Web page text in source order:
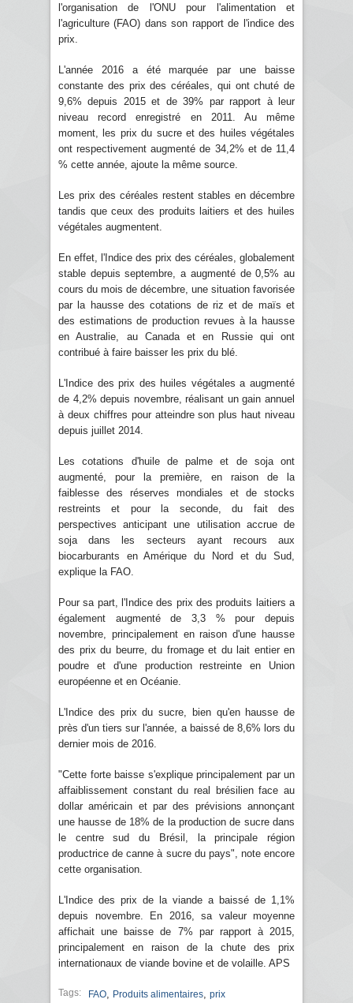
l'organisation de l'ONU pour l'alimentation et
l'agriculture (FAO) dans son rapport de l'indice des
prix.
L'année 2016 a été marquée par une baisse
constante des prix des céréales, qui ont chuté de
9,6% depuis 2015 et de 39% par rapport à leur
niveau record enregistré en 2011. Au même
moment, les prix du sucre et des huiles végétales
ont respectivement augmenté de 34,2% et de 11,4
% cette année, ajoute la même source.
Les prix des céréales restent stables en décembre
tandis que ceux des produits laitiers et des huiles
végétales augmentent.
En effet, l'Indice des prix des céréales, globalement
stable depuis septembre, a augmenté de 0,5% au
cours du mois de décembre, une situation favorisée
par la hausse des cotations de riz et de maïs et
des estimations de production revues à la hausse
en Australie, au Canada et en Russie qui ont
contribué à faire baisser les prix du blé.
L'Indice des prix des huiles végétales a augmenté
de 4,2% depuis novembre, réalisant un gain annuel
à deux chiffres pour atteindre son plus haut niveau
depuis juillet 2014.
Les cotations d'huile de palme et de soja ont
augmenté, pour la première, en raison de la
faiblesse des réserves mondiales et de stocks
restreints et pour la seconde, du fait des
perspectives anticipant une utilisation accrue de
soja dans les secteurs ayant recours aux
biocarburants en Amérique du Nord et du Sud,
explique la FAO.
Pour sa part, l'Indice des prix des produits laitiers a
également augmenté de 3,3 % pour depuis
novembre, principalement en raison d'une hausse
des prix du beurre, du fromage et du lait entier en
poudre et d'une production restreinte en Union
européenne et en Océanie.
L'Indice des prix du sucre, bien qu'en hausse de
près d'un tiers sur l'année, a baissé de 8,6% lors du
dernier mois de 2016.
"Cette forte baisse s'explique principalement par un
affaiblissement constant du real brésilien face au
dollar américain et par des prévisions annonçant
une hausse de 18% de la production de sucre dans
le centre sud du Brésil, la principale région
productrice de canne à sucre du pays", note encore
cette organisation.
L'Indice des prix de la viande a baissé de 1,1%
depuis novembre. En 2016, sa valeur moyenne
affichait une baisse de 7% par rapport à 2015,
principalement en raison de la chute des prix
internationaux de viande bovine et de volaille. APS
Tags: FAO Produits alimentaires prix